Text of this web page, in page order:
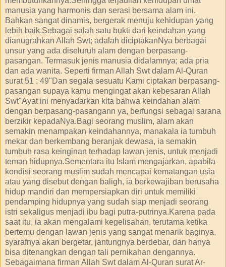
manusia yang harmonis dan serasi bersama alam ini.
Bahkan sangat dinamis, bergerak menuju kehidupan yang
lebih baik.Sebagai salah satu bukti dari keindahan yang
dianugrahkan Allah Swt; adalah diciptakanNya berbagai
unsur yang ada diseluruh alam dengan berpasang-
pasangan. Termasuk jenis manusia didalamnya; ada pria
dan ada wanita. Seperti firman Allah Swt dalam Al-Quran
surat 51 : 49"Dan segala sesuatu Kami ciptakan berpasang-
pasangan supaya kamu mengingat akan kebesaran Allah
Swt"Ayat ini menyadarkan kita bahwa keindahan alam
dengan berpasang-pasangann ya, berfungsi sebagai sarana
berzikir kepadaNya.Bagi seorang muslim, alam akan
semakin menampakan keindahannya, manakala ia tumbuh
mekar dan berkembang beranjak dewasa, ia semakin
tumbuh rasa keinginan terhadap lawan jenis, untuk menjadi
teman hidupnya.Sementara itu Islam mengajarkan, apabila
kondisi seorang muslim sudah mencapai kematangan usia
atau yang disebut dengan baligh, ia berkewajiban berusaha
hidup mandiri dan mempersiapkan diri untuk memiliki
pendamping hidupnya yang sudah siap menjadi seorang
istri sekaligus menjadi ibu bagi putra-putrinya.Karena pada
saat itu, ia akan mengalami kegelisahan, terutama ketika
bertemu dengan lawan jenis yang sangat menarik baginya,
syarafnya akan bergetar, jantungnya berdebar, dan hanya
bisa ditenangkan dengan tali pernikahan dengannya.
Sebagaimana firman Allah Swt dalam Al-Quran surat Ar-